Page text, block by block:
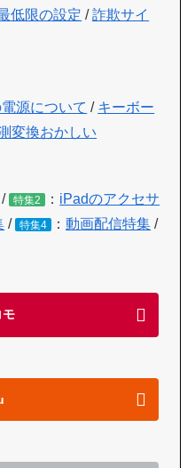
低限の設定 /詐欺サイ
源について / キーボー
変換おかしい
/ 特集2 ： iPadのアクセサ
/ 特集4 ：動画配信特集 /
モ